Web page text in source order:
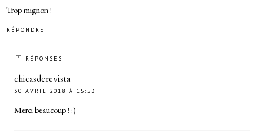
Trop mignon !
RÉPONDRE
RÉPONSES
chicasderevista
30 AVRIL 2018 À 15:53
Merci beaucoup ! :)